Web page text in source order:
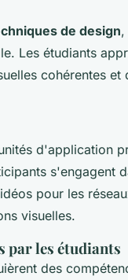
de design,
Les étudiants
cohérentes
d'application
s'engagent
pour les
visuelles.
par les étudiants
des